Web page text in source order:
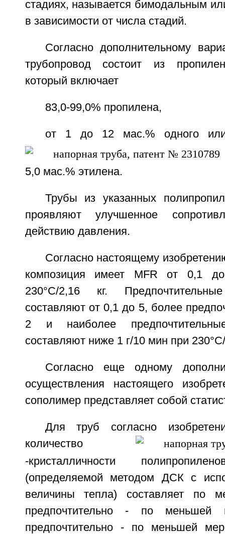
стадиях, называется бимодальным
в зависимости от числа стадий.
Согласно дополнительному
трубопровод состоит из
который включает
83,0-99,0% пропилена,
от 1 до 12 мас.% одного
5,0 мас.% этилена.
Трубы из указанных
проявляют улучшенное
действию давления.
Согласно настоящему
композиция имеет MFR от 0,1
230°С/2,16 кг.
составляют от 0,1 до 5, более
2 и наиболее
составляют ниже 1 г/10 мин при 230°С/
Согласно еще одному
осуществления настоящего
сополимер представляет собой
Для труб согласно
количество
-кристалличности
(определяемой методом ДСК с
величины тепла) составляет по
предпочтительно - по
предпочтительно - по меньшей